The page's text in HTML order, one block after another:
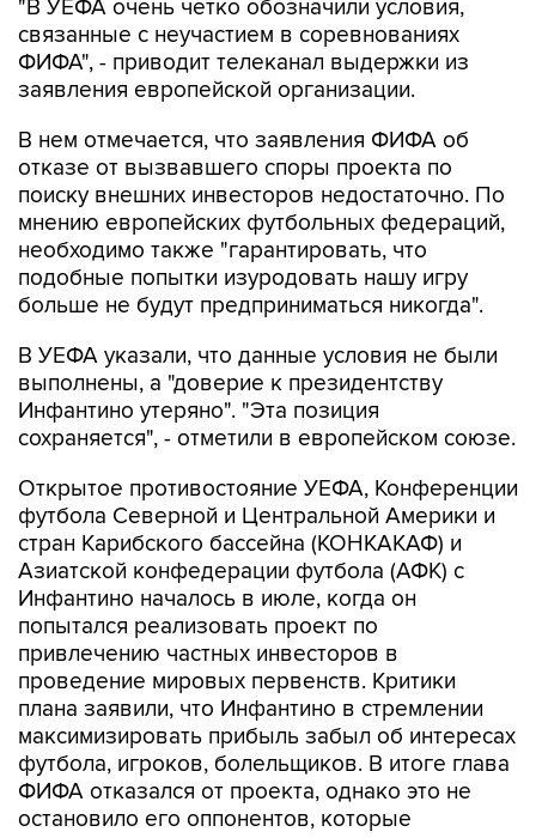
"В УЕФА очень четко обозначили условия,
связанные с неучастием в соревнованиях
ФИФА", - приводит телеканал выдержки из
заявления европейской организации.
В нем отмечается, что заявления ФИФА об
отказе от вызвавшего споры проекта по
поиску внешних инвесторов недостаточно. По
мнению европейских футбольных федераций,
необходимо также "гарантировать, что
подобные попытки изуродовать нашу игру
больше не будут предприниматься никогда".
В УЕФА указали, что данные условия не были
выполнены, а "доверие к президентству
Инфантино утеряно". "Эта позиция
сохраняется", - отметили в европейском союзе.
Открытое противостояние УЕФА, Конференции
футбола Северной и Центральной Америки и
стран Карибского бассейна (КОНКАКАФ) и
Азиатской конфедерации футбола (АФК) с
Инфантино началось в июле, когда он
попытался реализовать проект по
привлечению частных инвесторов в
проведение мировых первенств. Критики
плана заявили, что Инфантино в стремлении
максимизировать прибыль забыл об интересах
футбола, игроков, болельщиков. В итоге глава
ФИФА отказался от проекта, однако это не
остановило его оппонентов, которые